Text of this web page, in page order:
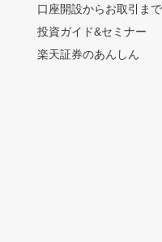
口座開設からお取引ま
投資ガイド&セミナー
楽天証券のあんしん